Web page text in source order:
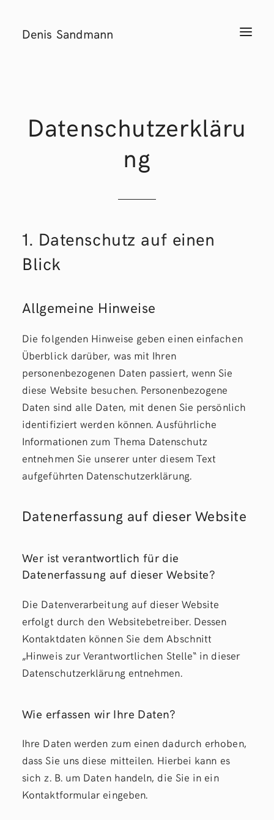
T
Denis Sandmann
Datenschutzerkläru
ng
1. Datenschutz auf einen
Blick
Allgemeine Hinweise
Die folgenden Hinweise geben einen einfachen
Überblick darüber, was mit Ihren
personenbezogenen Daten passiert, wenn Sie
diese Website besuchen. Personenbezogene
Daten sind alle Daten, mit denen Sie persönlich
identifiziert werden können. Ausführliche
Informationen zum Thema Datenschutz
entnehmen Sie unserer unter diesem Text
aufgeführten Datenschutzerklärung.
Datenerfassung auf dieser Website
Wer ist verantwortlich für die
Datenerfassung auf dieser Website?
Die Datenverarbeitung auf dieser Website
erfolgt durch den Websitebetreiber. Dessen
Kontaktdaten können Sie dem Abschnitt
„Hinweis zur Verantwortlichen Stelle“ in dieser
Datenschutzerklärung entnehmen.
Wie erfassen wir Ihre Daten?
Ihre Daten werden zum einen dadurch erhoben,
dass Sie uns diese mitteilen. Hierbei kann es
sich z. B. um Daten handeln, die Sie in ein
Kontaktformular eingeben.